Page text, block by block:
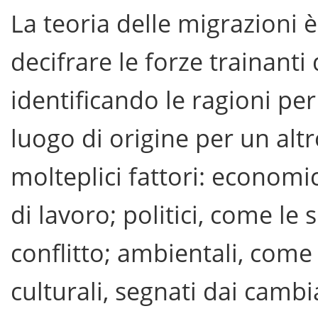
La teoria delle migrazioni
decifrare le forze trainanti
identificando le ragioni
luogo di origine per un
molteplici fattori:
di lavoro; politici, come le
conflitto; ambientali,
culturali, segnati dai